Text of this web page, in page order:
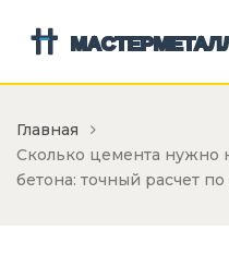
Главная
Сколько цемента нужно
бетона: точный расчет